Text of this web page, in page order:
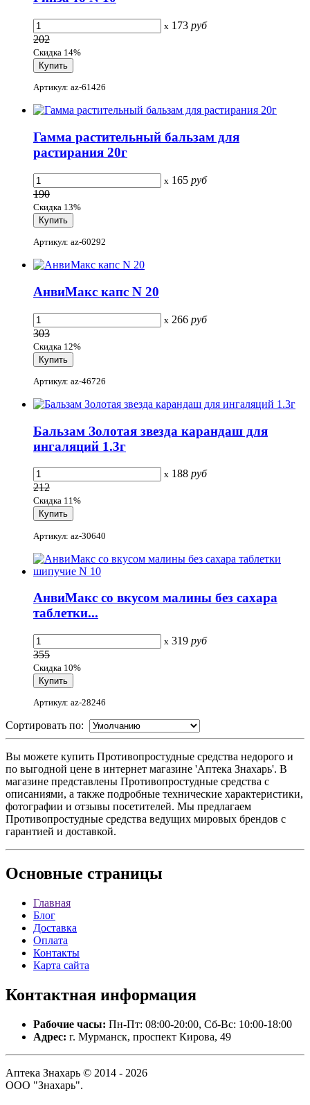
x 173 руб
202
Скидка 14%
Артикул: az-61426
Гамма растительный бальзам для
растирания 20г
x 165 руб
190
Скидка 13%
Артикул: az-60292
АнвиМакс капс N 20
x 266 руб
303
Скидка 12%
Артикул: az-46726
Бальзам Золотая звезда карандаш для
ингаляций 1.3г
x 188 руб
212
Скидка 11%
Артикул: az-30640
АнвиМакс со вкусом малины без сахара
таблетки...
x 319 руб
355
Скидка 10%
Артикул: az-28246
Сортировать по:
Вы можете купить Противопростудные средства недорого и
по выгодной цене в интернет магазине 'Аптека Знахарь'. В
магазине представлены Противопростудные средства с
описаниями, а также подробные технические характеристики,
фотографии и отзывы посетителей. Мы предлагаем
Противопростудные средства ведущих мировых брендов с
гарантией и доставкой.
Основные страницы
Главная
Блог
Доставка
Оплата
Контакты
Карта сайта
Контактная информация
Рабочие часы: Пн-Пт: 08:00-20:00, Сб-Вс: 10:00-18:00
Адрес: г. Мурманск, проспект Кирова, 49
Аптека Знахарь © 2014 - 2026
ООО "Знахарь".